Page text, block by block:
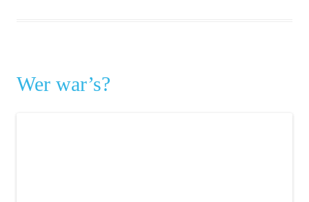
Wer war’s?